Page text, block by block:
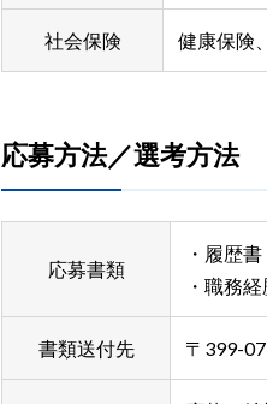
社会保険 健康保険
応募方法／選考方法
応募書類
・履歴
・職務
書類送付先 〒399-